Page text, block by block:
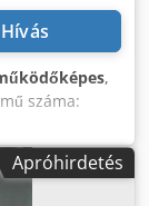
Hívás
,
száma:
76 mm,
szállítási
Apróhirdetés